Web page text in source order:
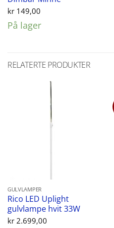
kr149,00
På lager
RELATERTE PRODUKTER
GULVLAMPER
Rico LED Uplight
gulvlampe hvit 33W
kr2.699,00